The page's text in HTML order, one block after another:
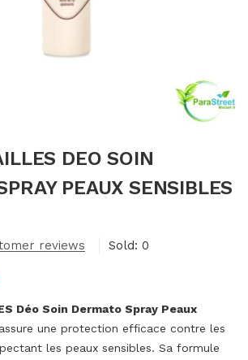
DEO SOIN
PEAUX SENSIBLES
reviews Sold: 0
Déo Soin Dermato Spray Peaux
assure une protection efficace contre les
les peaux sensibles. Sa formule